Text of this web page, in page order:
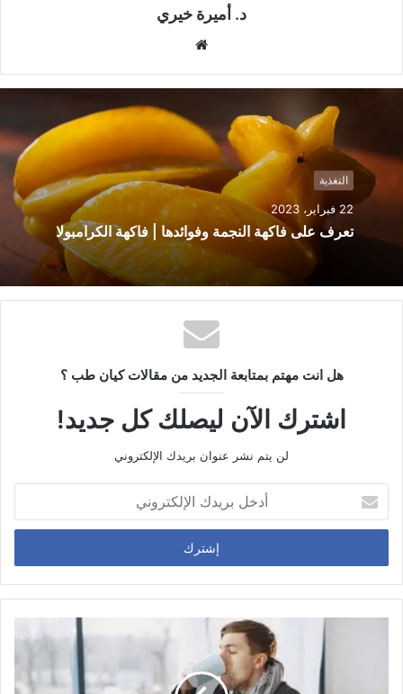
د. أميرة خيري
ق
ا
ل
و
ي
ب
التغذية
22 فبراير، 2023
تعرف على فاكهة النجمة وفوائدها | فاكهة الكرامبولا
هل انت مهتم بمتابعة الجديد من مقالات كيان طب ؟
اشترك الآن ليصلك كل جديد!
لن يتم نشر عنوان بريدك الإلكتروني
خ
ب
ر